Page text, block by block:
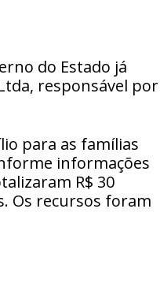
do Estado já
responsável por
para as famílias
informações
R$ 30
Os recursos foram